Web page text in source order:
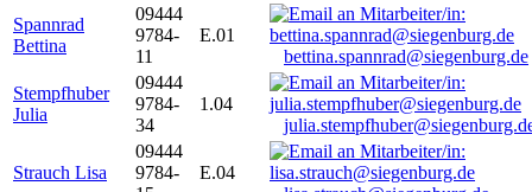
Spannrad
Bettina
09444
9784-
11
E.01
bettina.spannrad@siegenburg.de
Stempfhuber
Julia
09444
9784-
34
1.04
Strauch Lisa
09444
9784-
E.04